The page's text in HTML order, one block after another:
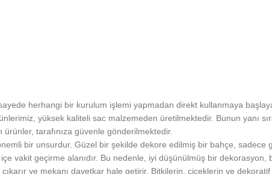
herhangi bir kurulum işlemi yapmadan direkt kullanmaya
yüksek kaliteli sac malzemeden üretilmektedir. Bunun yanı
tarafınıza güvenle gönderilmektedir.
bir unsurdur. Güzel bir şekilde dekore edilmiş bir bahçe,
vakit geçirme alanıdır. Bu nedenle, iyi düşünülmüş bir dekorasyon,
ve mekanı davetkar hale getirir. Bitkilerin, çiçeklerin ve